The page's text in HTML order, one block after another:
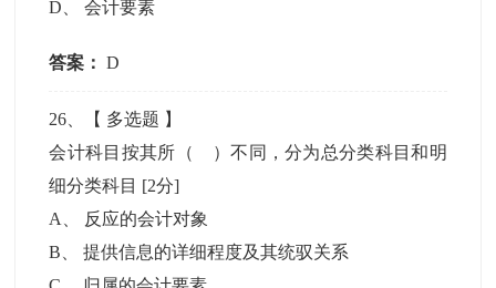
D 、会计要素
答案： D
26 、【 多选题 】
会计科目按其所（ ）不同，分为总分类科目和明
细分类科目 [2分]
A
反应的会计对象
B 、提供信息的详细程度及其统驭关系